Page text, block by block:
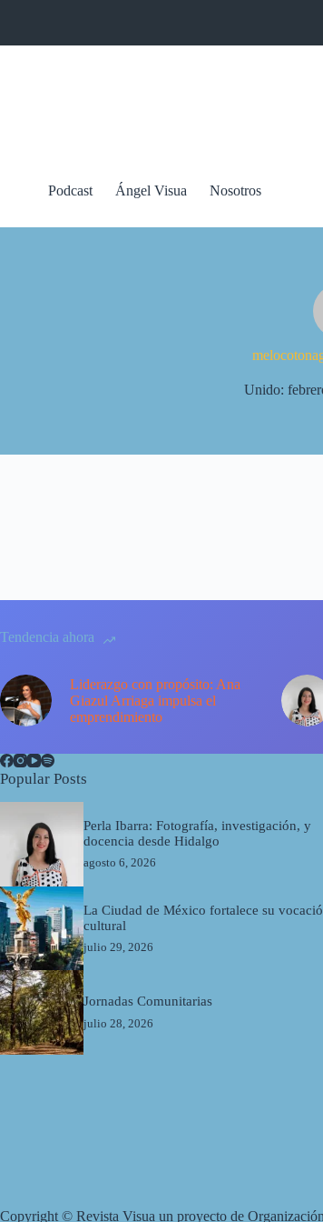
Podcast Ángel Visua Nosotros
Unido:
Tendencia ahora
Liderazgo con propósito: Ana
Giazul Arriaga impulsa el
emprendimiento
Popular Posts
Perla Ibarra: Fotografía, investigación, y
docencia desde Hidalgo
agosto 6, 2026
La Ciudad de México fortalece su
cultural
julio 29, 2026
Jornadas Comunitarias
julio 28, 2026
Copyright © Revista Visua un proyecto de